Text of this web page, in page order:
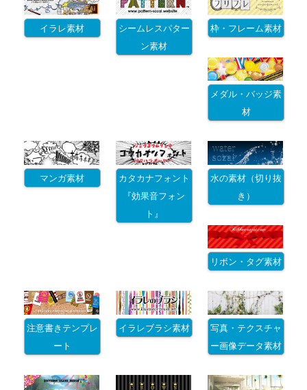
イラレ素材
シームレスパター
ン素材
枠・フレーム素材
メダル・バッジ素
材
マンガ素材
カタカナフォント
『効果音フォン
ト』
水の素材（切り抜
き）
リボン・タグ素材
注意書きテンプレ
ート
イラレブラシ素材
写真・テクスチャ
ー画像データ素材